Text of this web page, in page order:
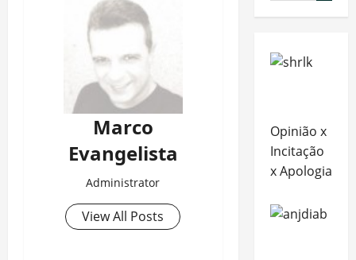
Marco
Evangelista
Administrator
View All Posts
Opinião x
Incitação
x Apologia